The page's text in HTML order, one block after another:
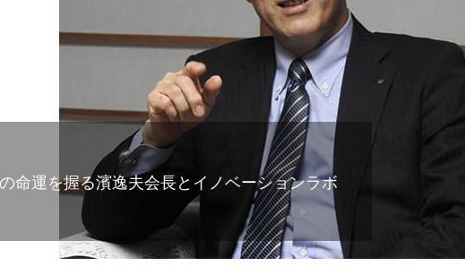
命運を握る濱逸夫会長とイノベーションラボ